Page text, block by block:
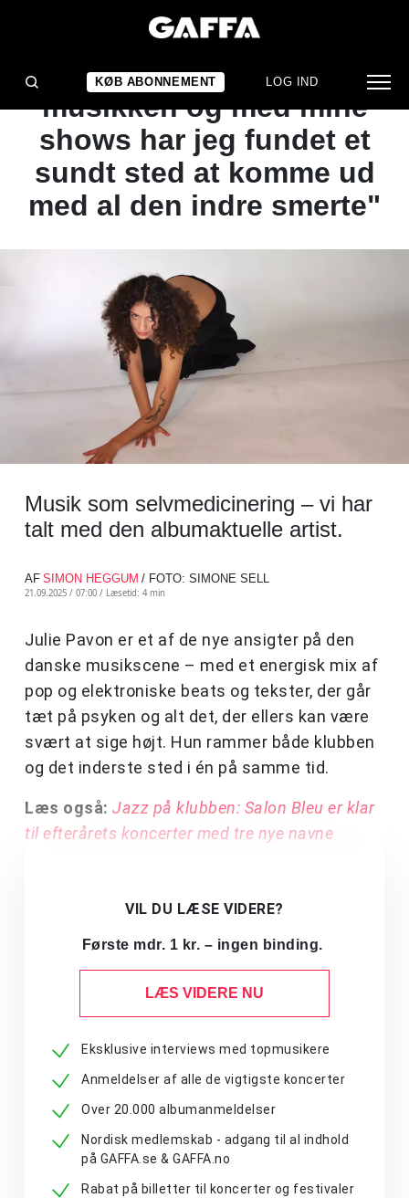
KØB ABONNEMENT LOG IND
INTERVIEW
Julie Pavon: "Med
musikken og med mine
shows har jeg fundet et
sundt sted at komme ud
med al den indre smerte"
Musik som selvmedicinering – vi har
talt med den albumaktuelle artist.
AF SIMON HEGGUM / FOTO: SIMONE SELL
21.09.2025 / 07:00 / Læsetid: 4 min
Julie Pavon er et af de nye ansigter på den
danske musikscene – med et energisk mix af
pop og elektroniske beats og tekster, der går
tæt på psyken og alt det, der ellers kan være
svært at sige højt. Hun rammer både klubben
og det inderste sted i én på samme tid.
Læs også: Jazz på klubben: Salon Bleu er klar
til efterårets koncerter med tre nye navne
VIL DU LÆSE VIDERE?
Første mdr. 1 kr. – ingen binding.
LÆS VIDERE NU
Eksklusive interviews med topmusikere
Anmeldelser af alle de vigtigste koncerter
Over 20.000 albumanmeldelser
Nordisk medlemskab - adgang til al indhold
på GAFFA.se & GAFFA.no
Rabat på billetter til koncerter og festivaler